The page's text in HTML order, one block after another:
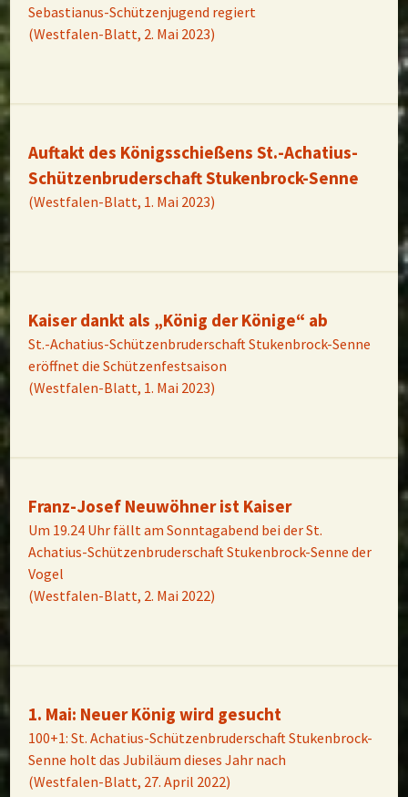
Sebastianus-Schützenjugend regiert
(Westfalen-Blatt, 2. Mai 2023)
Auftakt des Königsschießens St.-Achatius-
Schützenbruderschaft Stukenbrock-Senne
(Westfalen-Blatt, 1. Mai 2023)
Kaiser dankt als „König der Könige“ ab
St.-Achatius-Schützenbruderschaft Stukenbrock-Senne
eröffnet die Schützenfestsaison
(Westfalen-Blatt, 1. Mai 2023)
Franz-Josef Neuwöhner ist Kaiser
Um 19.24 Uhr fällt am Sonntagabend bei der St.
Achatius-Schützenbruderschaft Stukenbrock-Senne der
Vogel
(Westfalen-Blatt, 2. Mai 2022)
1. Mai: Neuer König wird gesucht
100+1: St. Achatius-Schützenbruderschaft Stukenbrock-
Senne holt das Jubiläum dieses Jahr nach
(Westfalen-Blatt, 27. April 2022)